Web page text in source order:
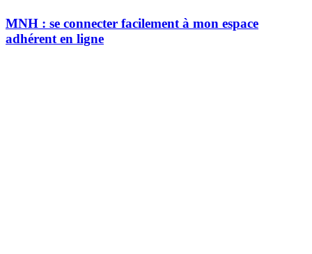
MNH : se connecter facilement à mon espace
adhérent en ligne